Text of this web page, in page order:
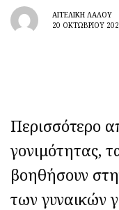
ΑΓΓΕΛΙΚΉ ΛΆΛΟΥ
20 ΟΚΤΩΒΡΊΟΥ
Περισσότερο
γονιμότητας,
βοηθήσουν
των γυναικών